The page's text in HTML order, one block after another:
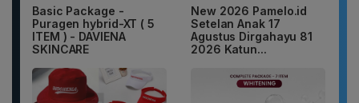
Basic Package -
Puragen hybrid-XT ( 5
ITEM ) - DAVIENA
SKINCARE
New 2026 Pamelo.id
Setelan Anak 17
Agustus Dirgahayu 81
2026 Katun...